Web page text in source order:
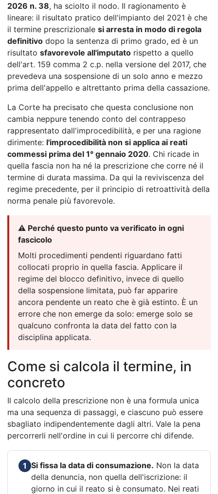
2026 n. 38, ha sciolto il nodo. Il ragionamento è
lineare: il risultato pratico dell'impianto del 2021 è che
il termine prescrizionale si arresta in modo di regola
definitivo dopo la sentenza di primo grado, ed è un
risultato sfavorevole all'imputato rispetto a quello
dell'art. 159 comma 2 c.p. nella versione del 2017, che
prevedeva una sospensione di un solo anno e mezzo
prima dell'appello e altrettanto prima della cassazione.
La Corte ha precisato che questa conclusione non
cambia neppure tenendo conto del contrappeso
rappresentato dall'improcedibilità, e per una ragione
dirimente: l'improcedibilità non si applica ai reati
commessi prima del 1° gennaio 2020. Chi ricade in
quella fascia non ha né la prescrizione che corre né il
termine di durata massima. Da qui la reviviscenza del
regime precedente, per il principio di retroattività della
norma penale più favorevole.
⚠️ Perché questo punto va verificato in ogni
fascicolo
Molti procedimenti pendenti riguardano fatti
collocati proprio in quella fascia. Applicare il
regime del blocco definitivo, invece di quello
della sospensione limitata, può far apparire
ancora pendente un reato che è già estinto. È un
errore che non emerge da solo: emerge solo se
qualcuno confronta la data del fatto con la
disciplina applicata.
Come si calcola il termine, in
concreto
Il calcolo della prescrizione non è una formula unica
ma una sequenza di passaggi, e ciascuno può essere
sbagliato indipendentemente dagli altri. Vale la pena
percorrerli nell'ordine in cui li percorre chi difende.
1 Si fissa la data di consumazione. Non la data
della denuncia, non quella dell'iscrizione: il
giorno in cui il reato si è consumato. Nei reati